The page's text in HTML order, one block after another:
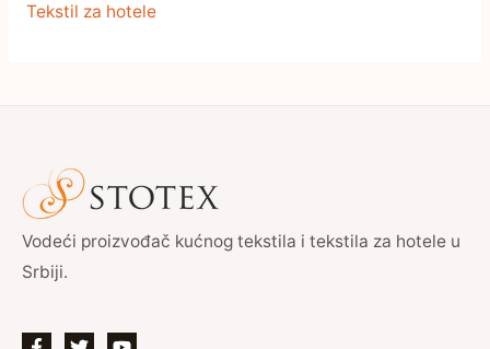
Tekstil za hotele
Vodeći proizvođač kućnog tekstila i tekstila za hotele u
Srbiji.